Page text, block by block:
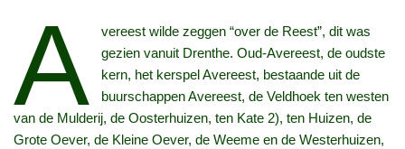
A
vereest wilde zeggen “over de Reest”, dit was
gezien vanuit Drenthe. Oud-Avereest, de oudste
kern, het kerspel Avereest, bestaande uit de
buurschappen Avereest, de Veldhoek ten westen
van de Mulderij, de Oosterhuizen, ten Kate 2), ten Huizen, de
Grote Oever, de Kleine Oever, de Weeme en de Westerhuizen,